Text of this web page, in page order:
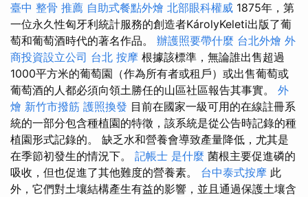
臺中 整骨 推薦 自助式餐點外燴 北部眼科權威 1875年，第
一位永久性匈牙利統計服務的創造者KárolyKeleti出版了葡
萄和葡萄酒時代的著名作品。 辦護照要帶什麼 台北外燴 外
商投資設立公司 台北 按摩 根據該標準，無論誰出售超過
1000平方米的葡萄園（作為所有者或租戶）或出售葡萄或
葡萄酒的人都必須向領土勝任的山區社區報告其事實。 外
燴 新竹市撥筋 護照換發 目前在國家一級可用的在線註冊系
統的一部分包含種植園的特徵，該系統是從公告時記錄的種
植園形式記錄的。 缺乏水和營養會導致產量降低，尤其是
在季節初發生的情況下。 記帳士 是什麼 菌根主要促進磷的
吸收，但也促進了其他難度的營養素。 台中泰式按摩 此
外，它們對土壤結構產生有益的影響，並且通過保護土壤含